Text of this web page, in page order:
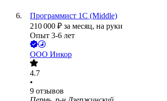
Программист 1С (Middle)
210 000 ₽ за месяц, на руки
Опыт 3-6 лет
ООО Инкор
4.7
•
9 отзывов